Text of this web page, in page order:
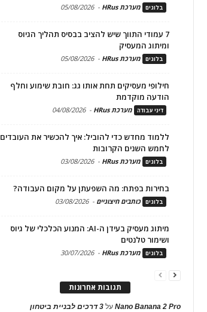
בלוגים מערכת HRus -
05/08/2026
7 עמודי התווך שיש להציב בבסיס תהליך הגיוס
ומיתוג המעסיק
בלוגים מערכת HRus -
05/08/2026
חילופי מעסיקים תחת אותו גג: חובת שימוע וחלף
הודעה מוקדמת
דיני עבודה מערכת HRus -
04/08/2026
ללמוד מחדש כדי להוביל: איך להכשיר את העובדים
לחמש השנים הקרובות
בלוגים מערכת HRus -
03/08/2026
בחירות בפתח: מה השפעתן על מקום העבודה?
בלוגים כותבים חיצוניים -
03/08/2026
מיתוג מעסיק בעידן ה-AI: המנוע הכלכלי של גיוס
ושימור טלנטים
בלוגים מערכת HRus -
30/07/2026
תגובות אחרונות
Nano Banana 2 Proעל
3 דרכים לבניית ביטחון